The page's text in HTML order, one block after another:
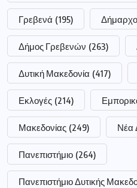
Γρεβενά (195)
Δήμος Γρεβενών (263)
Δυτική Μακεδονία (417)
Εκλογές (214)
Μακεδονίας (249) Νέα
Πανεπιστήμιο (264)
Πανεπιστήμιο Δυτικής